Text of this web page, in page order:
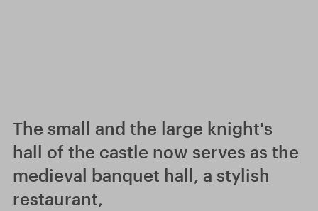
The small and the large knight's
hall of the castle now serves as the
medieval banquet hall, a stylish
restaurant,